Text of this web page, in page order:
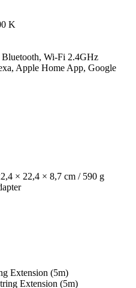
K
Wi-Fi 2.4GHz
Apple Home App, Google
× 22,4 × 8,7 cm / 590 g
Extension (5m)